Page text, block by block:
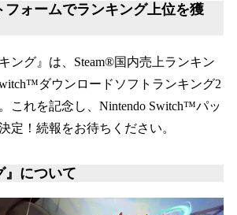
フォームでランキング上位を獲
ング』は、Steam®国内売上ランキン
ダウンロードソフトランキング2
これを記念し、Nintendo Switch™パッ
定！続報をお待ちください。
』について